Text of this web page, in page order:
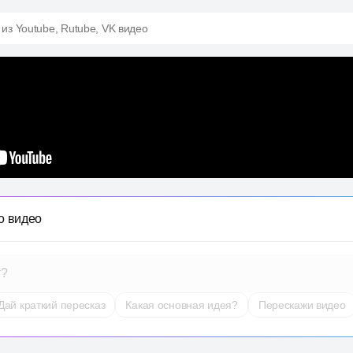
Youtube, Rutube, VK видео
видео
краткий пересказ Какая основная идея? Перескажи видео